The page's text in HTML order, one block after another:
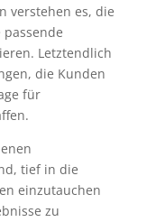
verstehen es, die
Letztendlich
die Kunden
für
tief in die
einzutauchen
zu